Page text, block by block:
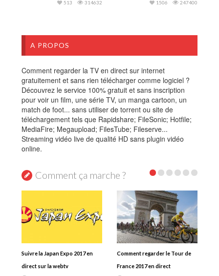
314632
513 247400
1506
A PROPOS
Comment regarder la TV en direct sur internet
gratuitement et sans rien télécharger comme logiciel ?
Découvrez le service 100% gratuit et sans inscription
pour voir un film, une série TV, un manga cartoon, un
match de foot... sans utiliser de torrent ou site de
téléchargement tels que Rapidshare; FileSonic; Hotfile;
MediaFire; Megaupload; FilesTube; Fileserve...
Streaming vidéo live de qualité HD sans plugin vidéo
online.
Comment ça marche ?
Suivre la Japan Expo 2017 en
direct sur la webtv
Comment regarder le Tour de
France 2017 en direct